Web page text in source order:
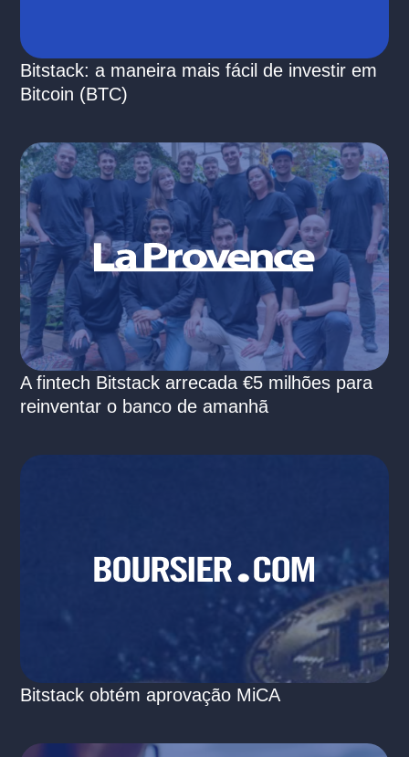
Bitstack: a maneira mais fácil de investir em
Bitcoin (BTC)
A fintech Bitstack arrecada €5 milhões para
reinventar o banco de amanhã
Bitstack obtém aprovação MiCA